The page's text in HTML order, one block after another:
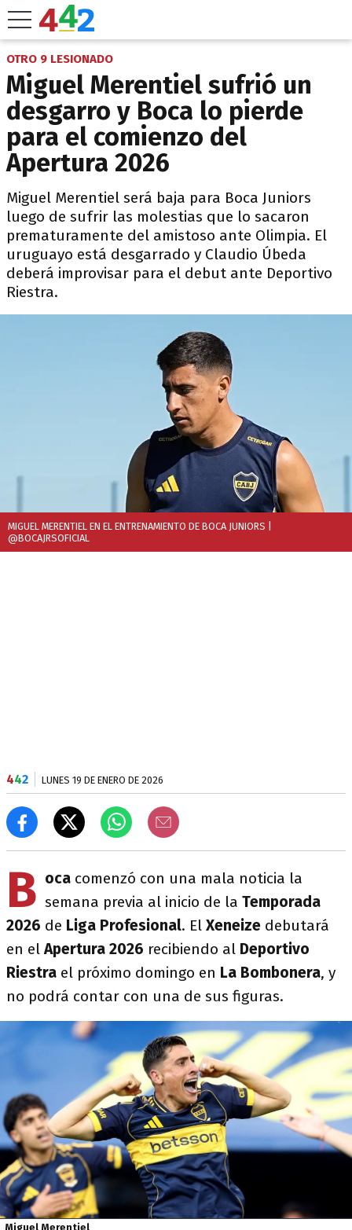
OTRO 9 LESIONADO
Miguel Merentiel sufrió un
desgarro y Boca lo pierde
para el comienzo del
Apertura 2026
​Miguel Merentiel será baja para Boca Juniors
luego de sufrir las molestias que lo sacaron
prematuramente del amistoso ante Olimpia. El
uruguayo está desgarrado y Claudio Úbeda
deberá improvisar para el debut ante Deportivo
Riestra.
MIGUEL MERENTIEL EN EL ENTRENAMIENTO DE BOCA JUNIORS
@BOCAJRSOFICIAL
442 LUNES 19 DE ENERO DE 2026
B oca comenzó con una mala noticia la
semana previa al inicio de la Temporada
2026 de Liga Profesional. El Xeneize debutará
en elApertura 2026 recibiendo al Deportivo
Riestra el próximo domingo en La Bombonera, y
no podrá contar con una de sus figuras.
Miguel Merentiel